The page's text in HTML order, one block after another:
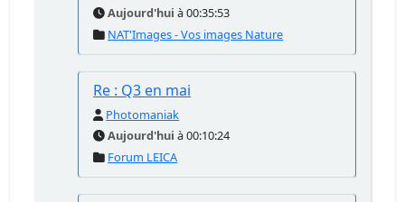
Aujourd'hui à 00:35:53
NAT'Images - Vos images Nature
Re : Q3 en mai
Photomaniak
Aujourd'hui à 00:10:24
Forum LEICA